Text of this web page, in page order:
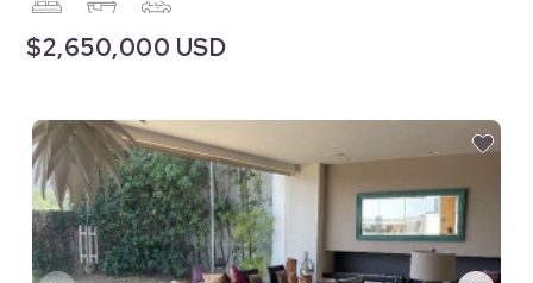
$2,650,000 USD